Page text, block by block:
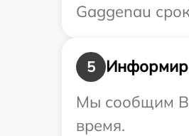
Gaggenau
5
Мы сообщим
время.